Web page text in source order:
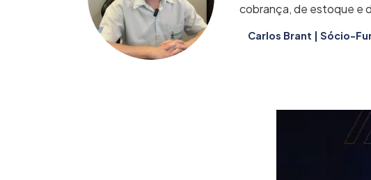
cobrança, de estoque e
Carlos Brant | Sócio-